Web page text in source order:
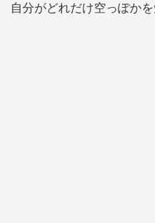
自分がどれだけ空っぽかを